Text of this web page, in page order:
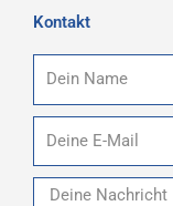
Kontakt
Name
Nachricht